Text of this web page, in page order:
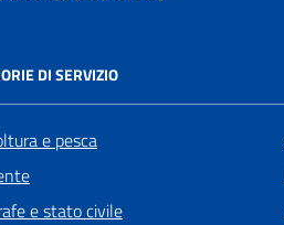
DI SERVIZIO
e pesca
e stato civile